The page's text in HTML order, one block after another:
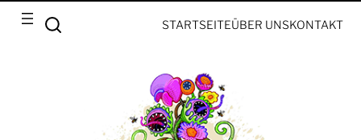
STARTSEITEÜBER UNSKONTAKT